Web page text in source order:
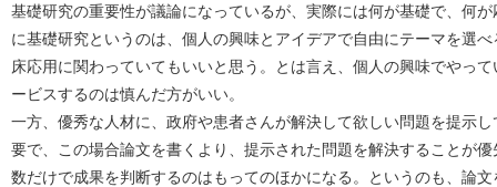
基礎研究の重要性が議論になっているが、実際には何が基礎で、何
に基礎研究というのは、個人の興味とアイデアで自由にテーマを選
床応用に関わっていてもいいと思う。とは言え、個人の興味でやっ
ービスするのは慎んだ方がいい。
一方、優秀な人材に、政府や患者さんが解決して欲しい問題を提示
要で、この場合論文を書くより、提示された問題を解決することが
数だけで成果を判断するのはもってのほかになる。というのも、論